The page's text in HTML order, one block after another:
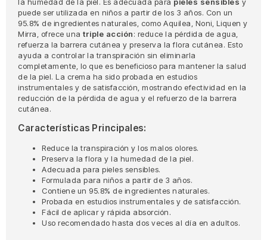
puede ser utilizada en niños a partir de los 3 años. Con un
95.8% de ingredientes naturales, como Aquilea, Noni, Liquen y
Mirra, ofrece una triple acción: reduce la pérdida de agua,
refuerza la barrera cutánea y preserva la flora cutánea. Esto
ayuda a controlar la transpiración sin eliminarla
completamente, lo que es beneficioso para mantener la salud
de la piel. La crema ha sido probada en estudios
instrumentales y de satisfacción, mostrando efectividad en la
reducción de la pérdida de agua y el refuerzo de la barrera
cutánea.
Características Principales:
Reduce la transpiración y los malos olores.
Preserva la flora y la humedad de la piel.
Adecuada para pieles sensibles.
Formulada para niños a partir de 3 años.
Contiene un 95.8% de ingredientes naturales.
Probada en estudios instrumentales y de satisfacción.
Fácil de aplicar y rápida absorción.
Uso recomendado hasta dos veces al día en adultos.